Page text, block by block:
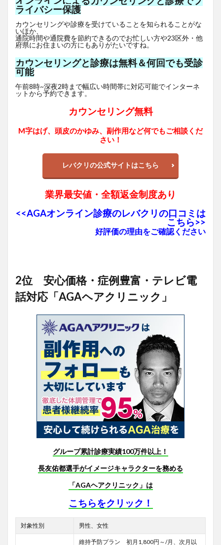
ライバシー保護
カウンセリングや診療を受けていることを知られることがな
いほか、
通院時間や通院費を節約できるのでお忙しい方や23区外・他
府県にお住まいの方にもありがたいですね。
カウンセリングと診療は無料＆何回でも受診
可能
午前8時~深夜2時まで幅広い時間帯に対応可能でインターネ
ットから予約できます。
カウンセリング無料
M字はげ、頭皮のかゆみ、副作用など何でもご相談くだ
さい！
レバクリの公式サイトはこちら
業界最安値・全額返金制度あり
<<AGAオンライン診療のレバクリの口コミは
こちら>>
好評価の理由をご確認ください
2位 安心価格・症例豊富・テレビ電
話対応「AGAヘアクリニック」
グループ累計診療実績100万件以上！
長友佑都選手がイメージキャラクターを務める
「AGAヘアクリニック」は
こちらをクリック！
対象性別 男性、女性
維持予防プラン 初月1,800円～/月、次月以